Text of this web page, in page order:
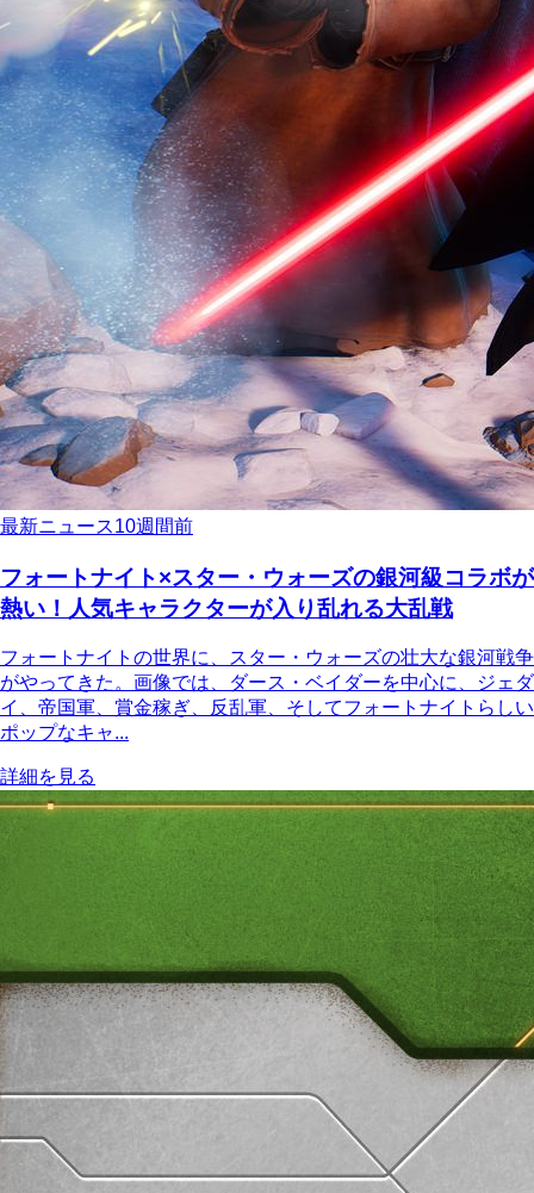
最新ニュース10週間前
フォートナイト×スター・ウォーズの銀河級コラボが
熱い！人気キャラクターが入り乱れる大乱戦
フォートナイトの世界に、スター・ウォーズの壮大な銀河戦争
がやってきた。画像では、ダース・ベイダーを中心に、ジェダ
イ、帝国軍、賞金稼ぎ、反乱軍、そしてフォートナイトらしい
ポップなキャ...
詳細を見る